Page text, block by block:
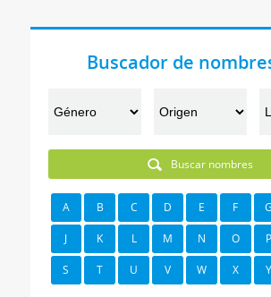
Buscador de
Buscar nombres
A B C D E F G
J K L M N O P
S T U V W X Y